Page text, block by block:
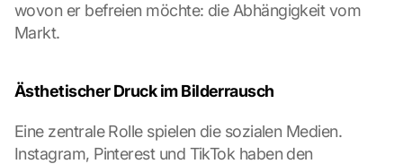
wovon er befreien möchte: die Abhängigkeit vom
Markt.
Ästhetischer Druck im Bilderrausch
Eine zentrale Rolle spielen die sozialen Medien.
Instagram, Pinterest und TikTok haben den